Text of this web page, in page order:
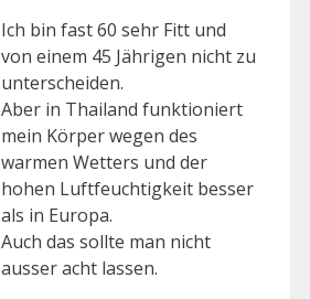
Ich bin fast 60 sehr Fitt und
von einem 45 Jährigen nicht zu
unterscheiden.
Aber in Thailand funktioniert
mein Körper wegen des
warmen Wetters und der
hohen Luftfeuchtigkeit besser
als in Europa.
Auch das sollte man nicht
ausser acht lassen.